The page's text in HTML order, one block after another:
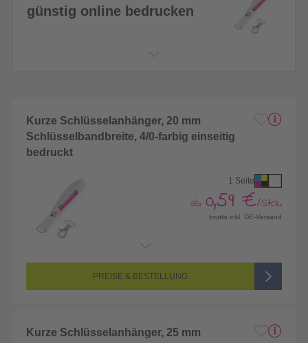
günstig online bedrucken
Kurze Schlüsselanhänger, 20 mm
Schlüsselbandbreite, 4/0-farbig einseitig
bedruckt
1 Seite
ab 0,59 €/Stck.
brutto inkl. DE-Versand
Seitenanzahl: 1-seitig (Vorderseite bedruckt, Rückseite unbedruckt)
4/0-farbig CMYK (vollfarbig bedruckt)
PREISE & BESTELLUNG
Kurze Schlüsselanhänger, 25 mm